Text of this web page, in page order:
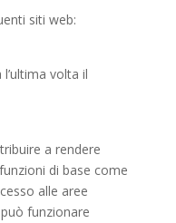
siti web:
volta il
a rendere
di base come
alle aree
funzionare